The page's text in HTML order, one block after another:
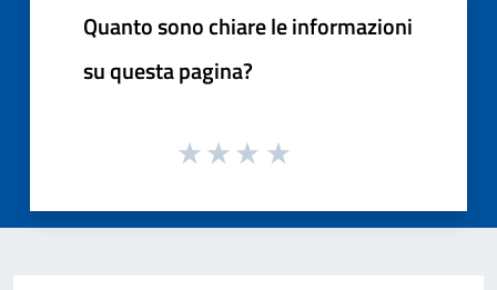
Quanto sono chiare le informazioni
su questa pagina?